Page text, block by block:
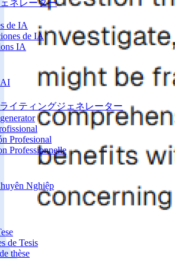
ネレーター
de IA
de IA
IA
AI
イティングジェネレーター
Profesional
Professionnelle
Nghiệp
de Tesis
thèse